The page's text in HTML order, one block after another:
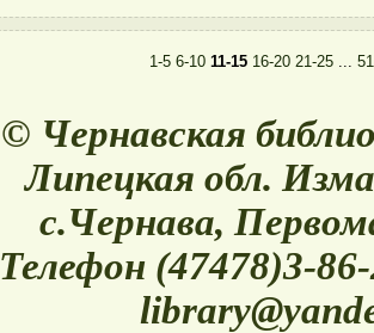
1-5 6-10 11-15 16-20 21-25 ...
© Чернавская
Липецкая обл.
с.Чернава,
Телефон (47478)3-